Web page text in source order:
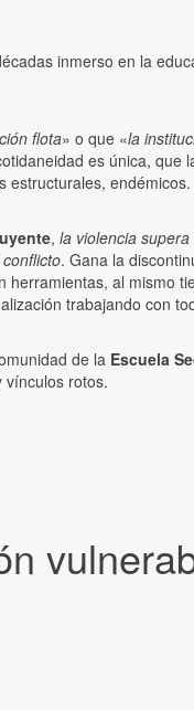
inmerso en la
flota» o que «la
es única, que
estructurales, endémicos.
, la violencia
. Gana la
herramientas, al mismo
trabajando con
de la Escuela
vínculos rotos.